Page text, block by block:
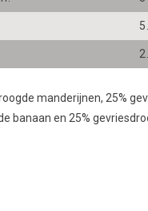
manderijnen, 25%
banaan en 25%